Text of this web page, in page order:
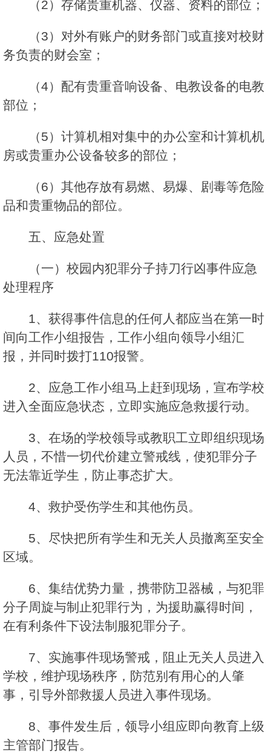
（2）存储贵重机器、仪器、资料的部位；
（3）对外有账户的财务部门或直接对校财
务负责的财会室；
（4）配有贵重音响设备、电教设备的电教
部位；
（5）计算机相对集中的办公室和计算机机
房或贵重办公设备较多的部位；
（6）其他存放有易燃、易爆、剧毒等危险
品和贵重物品的部位。
五、应急处置
（一）校园内犯罪分子持刀行凶事件应急
处理程序
1、获得事件信息的任何人都应当在第一时
间向工作小组报告，工作小组向领导小组汇
报，并同时拨打110报警。
2、应急工作小组马上赶到现场，宣布学校
进入全面应急状态，立即实施应急救援行动。
3、在场的学校领导或教职工立即组织现场
人员，不惜一切代价建立警戒线，使犯罪分子
无法靠近学生，防止事态扩大。
4、救护受伤学生和其他伤员。
5、尽快把所有学生和无关人员撤离至安全
区域。
6、集结优势力量，携带防卫器械，与犯罪
分子周旋与制止犯罪行为，为援助赢得时间，
在有利条件下设法制服犯罪分子。
7、实施事件现场警戒，阻止无关人员进入
学校，维护现场秩序，防范别有用心的人肇
事，引导外部救援人员进入事件现场。
8、事件发生后，领导小组应即向教育上级
主管部门报告。